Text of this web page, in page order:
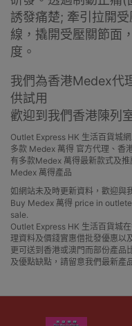
誘發痛楚; 牽引拉開
線，撬開受壓關節面
度。
我們為香港Medex代
供試用
歡迎到我們香港陳列
Outlet Express HK 生活百貨城
多款 Medex 萬得 官方代理、香
有多款Medex 萬得最新款式及
Medex 萬得產品
如網站未及時更新資料，歡迎與
Buy Medex 萬得 price in
sale.
Outlet Express HK 生活百貨城
理資料及價錢實惠借批發優惠以
更可送到香港或澳門而部份產品
及優點缺點，請留意我們最新產